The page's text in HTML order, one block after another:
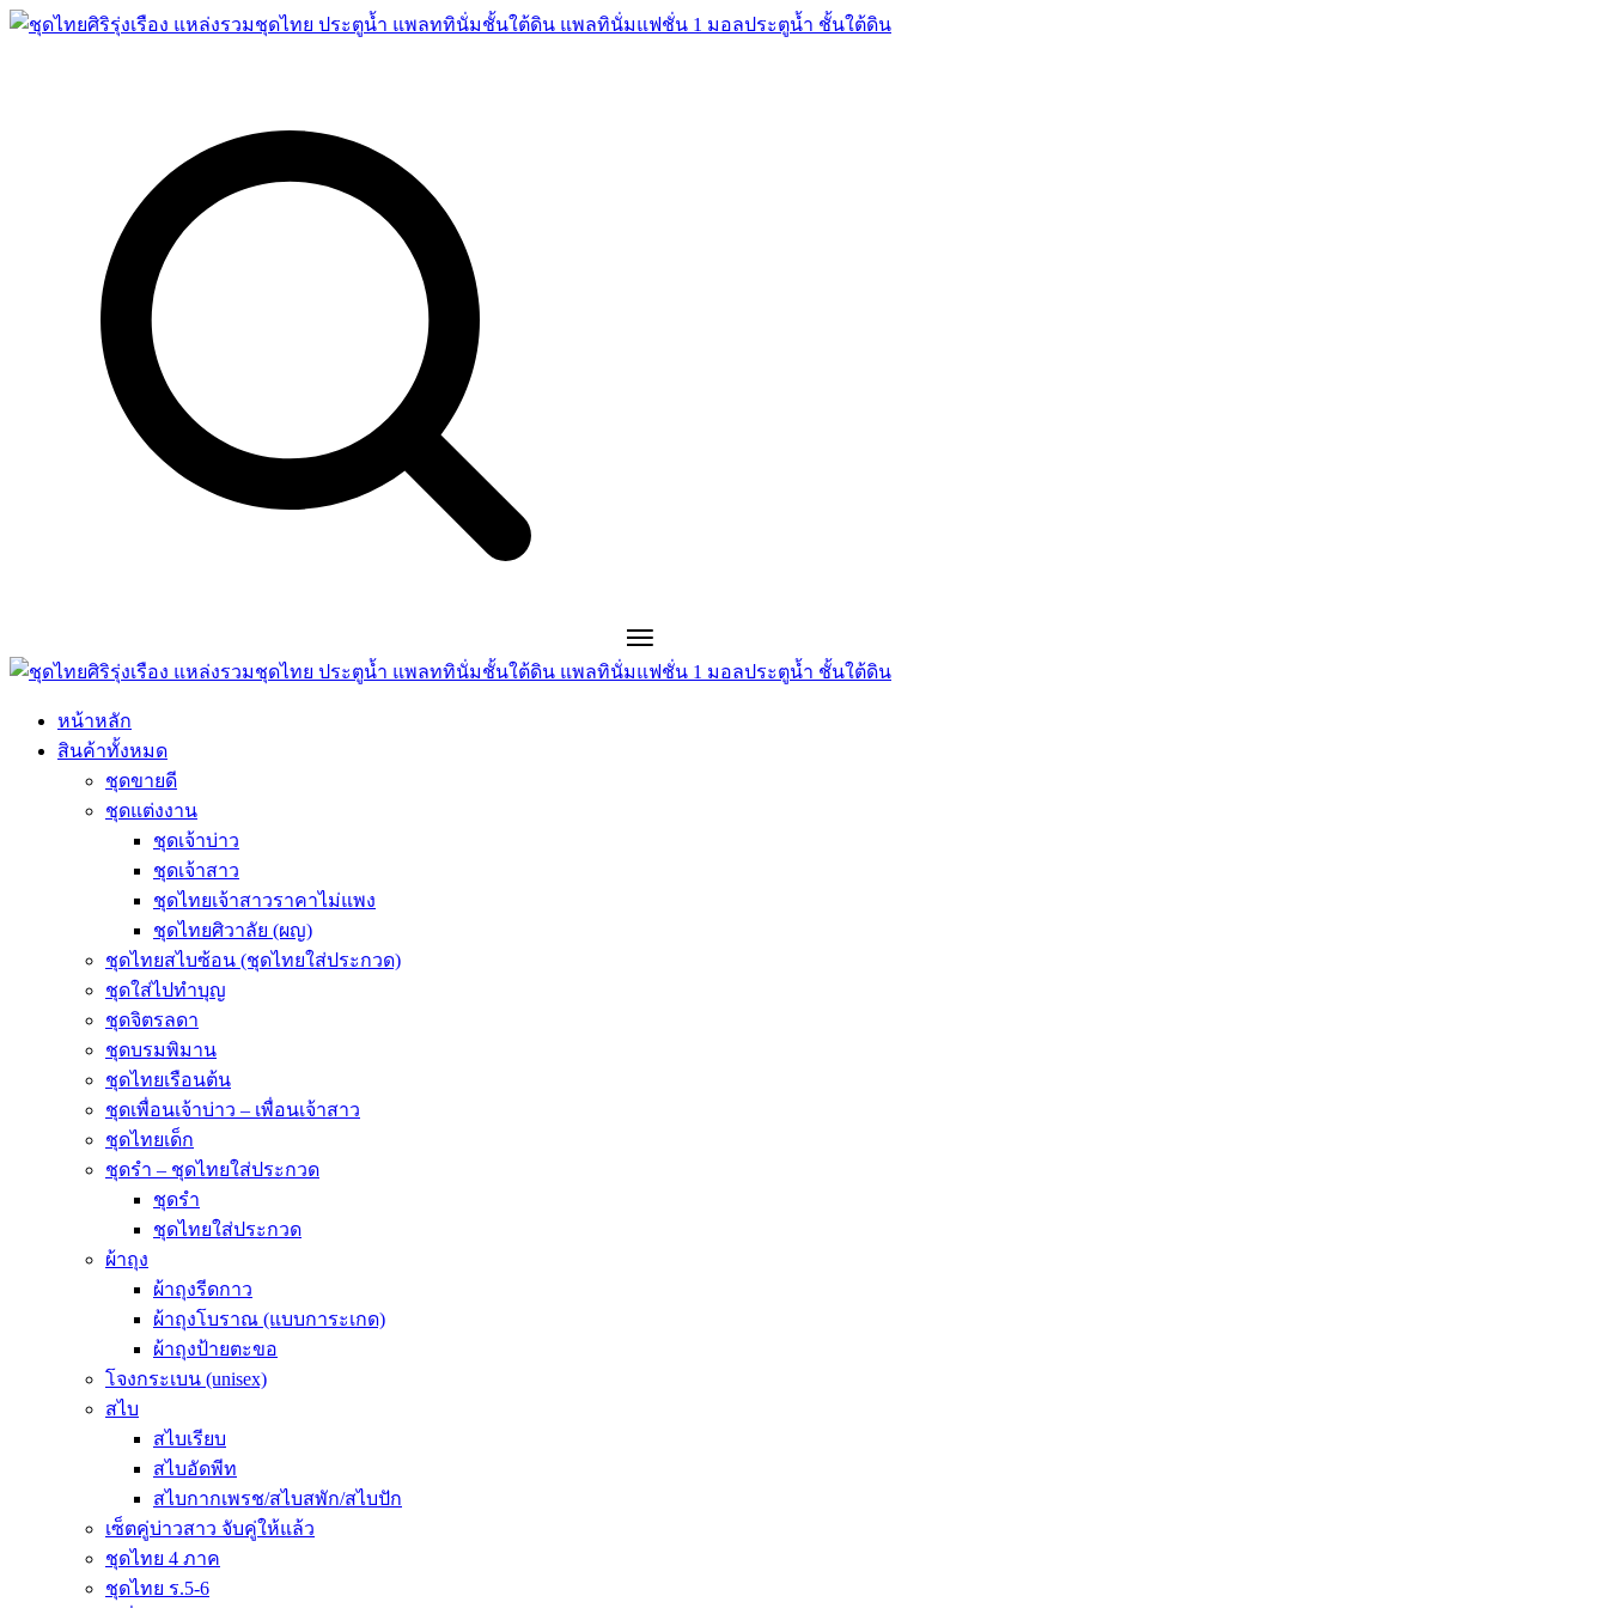
หน้าหลัก
สินค้าทั้งหมด
ชุดขายดี
ชุดแต่งงาน
ชุดเจ้าบ่าว
ชุดเจ้าสาว
ชุดไทยเจ้าสาวราคาไม่แพง
ชุดไทยศิวาลัย (ผญ)
ชุดไทยสไบซ้อน (ชุดไทยใส่ประกวด)
ชุดใส่ไปทำบุญ
ชุดจิตรลดา
ชุดบรมพิมาน
ชุดไทยเรือนต้น
ชุดเพื่อนเจ้าบ่าว – เพื่อนเจ้าสาว
ชุดไทยเด็ก
ชุดรำ – ชุดไทยใส่ประกวด
ชุดรำ
ชุดไทยใส่ประกวด
ผ้าถุง
ผ้าถุงรีดกาว
ผ้าถุงโบราณ (แบบการะเกด)
ผ้าถุงป้ายตะขอ
โจงกระเบน (unisex)
สไบ
สไบเรียบ
สไบอัดพีท
สไบกากเพรช/สไบสพัก/สไบปัก
เซ็ตคู่บ่าวสาว จับคู่ให้แล้ว
ชุดไทย 4 ภาค
ชุดไทย ร.5-6